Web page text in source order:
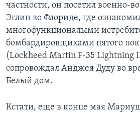
частности, он посетил военно-
Эглин во Флориде, где
многофункционалыми
бомбардировщиками пятого
(Lockheed Martin F-35 Lightning
сопровождал Анджея Дуду во
Белый дом.
Кстати, еще в конце мая